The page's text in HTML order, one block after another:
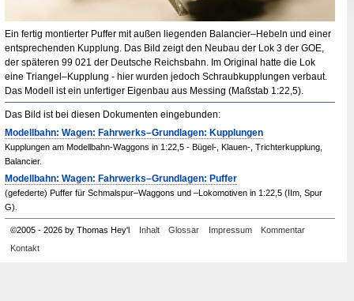
Ein fertig montierter Puffer mit außen liegenden Balancier–Hebeln und einer
entsprechenden Kupplung. Das Bild zeigt den Neubau der Lok 3 der GOE
der späteren 99 021 der Deutsche Reichsbahn. Im Original hatte die Lok
eine Triangel–Kupplung - hier wurden jedoch Schraubkupplungen verbaut.
Das Modell ist ein unfertiger Eigenbau aus Messing (Maßstab 1 :22,5).
Das Bild ist bei diesen Dokumenten eingebunden:
Modellbahn: Wagen: Fahrwerks–Grundlagen: Kupplungen
Kupplungen am Modellbahn-Waggons in 1:22,5 - Bügel-, Klauen-, Trichterkupplung,
Balancier.
Modellbahn: Wagen: Fahrwerks–Grundlagen: Puffer
(gefederte) Puffer für Schmalspur–Waggons und –Lokomotiven in 1:22,5 (IIm, Spur
G).
©2005- 2026 by Thomas Hey'l Inhalt Glossar Impressum
Kommentar
Kontakt